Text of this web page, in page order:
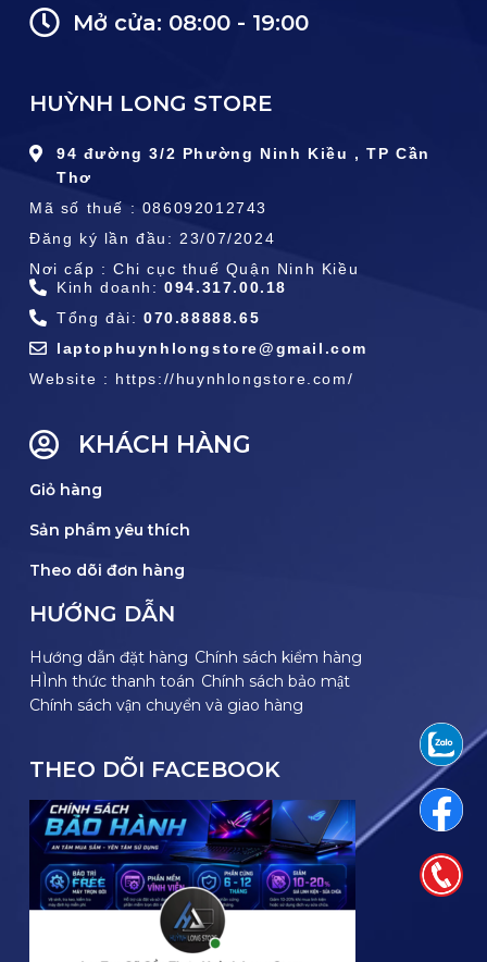
Mở cửa: 08:00 - 19:00
HUỲNH LONG STORE
94 đường 3/2 Phường Ninh Kiều , TP Cần
Thơ
Mã số thuế : 086092012743
Đăng ký lần đầu: 23/07/2024
Nơi cấp : Chi cục thuế Quận Ninh Kiều
Kinh doanh:094.317.00.18
Tổng đài: 070.88888.65
laptophuynhlongstore@gmail.com
Website : https://huynhlongstore.com/
KHÁCH HÀNG
Giỏ hàng
Sản phẩm yêu thích
Theo dõi đơn hàng
HƯỚNG DẪN
Hướng dẫn đặt hàng Chính sách kiểm hàng
HÌnh thức thanh toán Chính sách bảo mật
Chính sách vận chuyển và giao hàng
THEO DÕI FACEBOOK